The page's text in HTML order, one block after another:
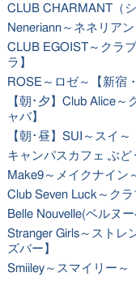
CLUB CHARMANT（
Neneriann～ネネリア
CLUB EGOIST～クラ
ラ】
ROSE～ロゼ～【新宿
【朝･夕】Club Alice
ャバ】
【朝･昼】SUI～スイ
キャンパスカフェ ぶど
Make9～メイクナイン
Club Seven Luck～ク
Belle Nouvelle(ベルヌ
Stranger Girls～ストレ
ズバー】
Smiiley～スマイリー～